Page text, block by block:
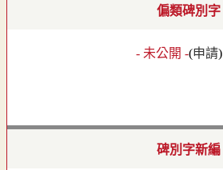
偏類碑別字
- 未公開 -(申請)
碑別字新編